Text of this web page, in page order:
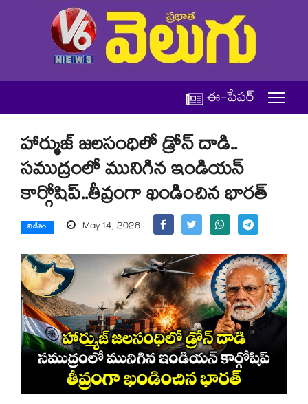
ఈ-పేపర్
హార్ముజ్ జలసంధిలో డ్రోన్ దాడి..
సముద్రంలో మునిగిన ఇండియన్
కార్గోషిప్..తీవ్రంగా ఖండించిన భారత్
విదేశం May 14, 2026